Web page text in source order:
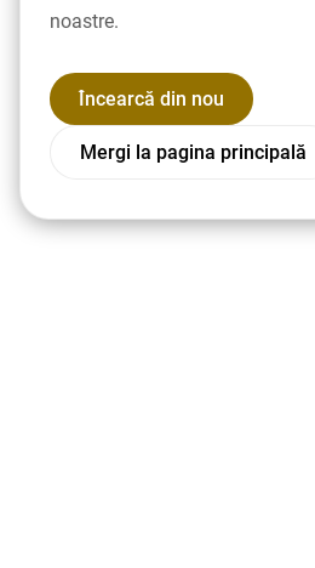
noastre.
Încearcă din nou
Mergi la pagina principală